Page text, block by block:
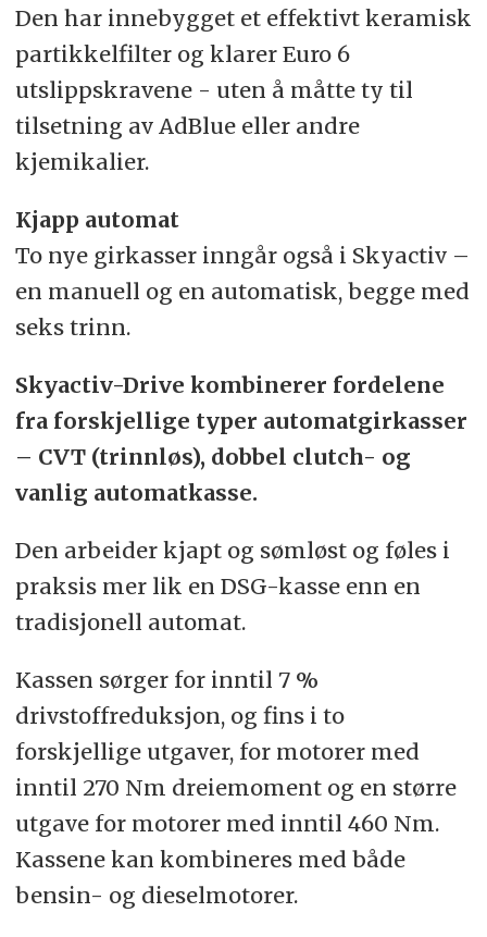
Den har innebygget et effektivt keramisk
partikkelfilter og klarer Euro 6
utslippskravene - uten å måtte ty til
tilsetning av AdBlue eller andre
kjemikalier.
Kjapp automat
To nye girkasser inngår også i Skyactiv –
en manuell og en automatisk, begge med
seks trinn.
Skyactiv-Drive kombinerer fordelene
fra forskjellige typer automatgirkasser
– CVT (trinnløs), dobbel clutch- og
vanlig automatkasse.
Den arbeider kjapt og sømløst og føles i
praksis mer lik en DSG-kasse enn en
tradisjonell automat.
Kassen sørger for inntil 7 %
drivstoffreduksjon, og fins i to
forskjellige utgaver, for motorer med
inntil 270 Nm dreiemoment og en større
utgave for motorer med inntil 460 Nm.
Kassene kan kombineres med både
bensin- og dieselmotorer.